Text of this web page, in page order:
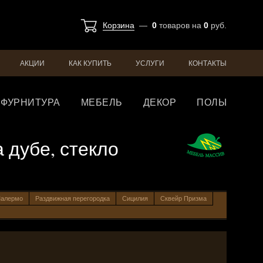
Корзина — 0 товаров на 0 руб.
АКЦИИ КАК КУПИТЬ УСЛУГИ КОНТАКТЫ
ФУРНИТУРА МЕБЕЛЬ ДЕКОР ПОЛЫ
стекло
Раздвижная перегородка Сицилия
Сквейр Призма